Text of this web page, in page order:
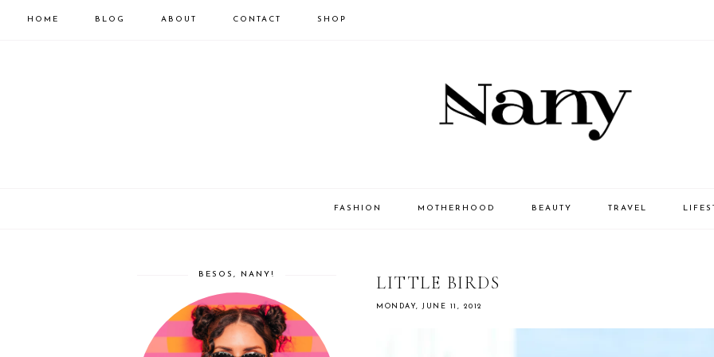
HOME BLOG ABOUT CONTACT SHOP
FASHION MOTHERHOOD BEAUTY TRAVEL
LITTLE BIRDS
MONDAY, JUNE 11, 2012
BESOS, NANY!